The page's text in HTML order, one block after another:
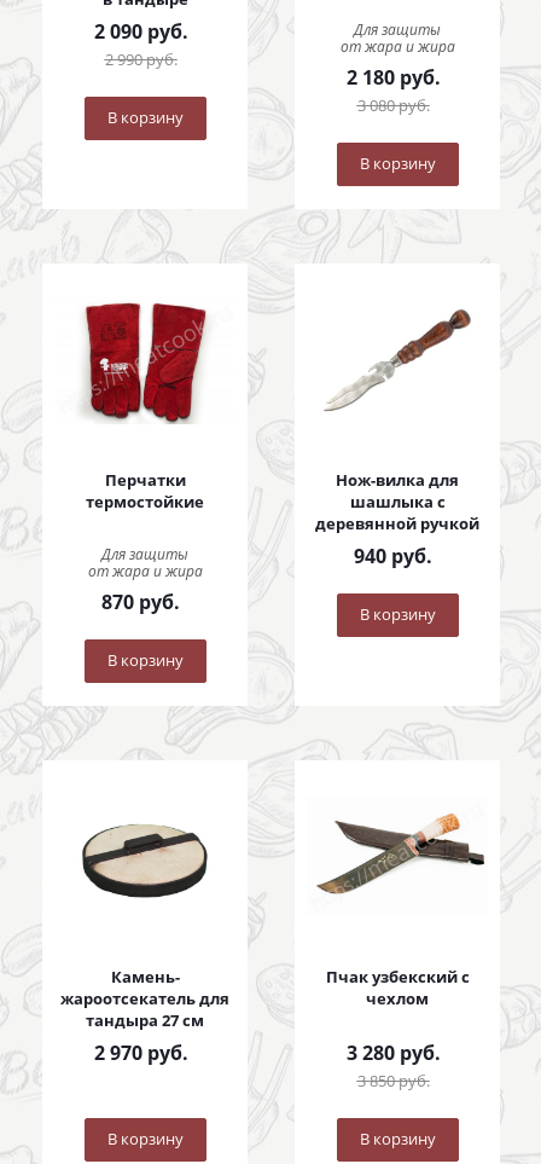
2 090руб.
2 990руб.
В корзину
Для защиты
от жара и жира
2 180руб.
3 080руб.
В корзину
Перчатки
термостойкие
Для защиты
от жара и жира
870 руб.
В корзину
Нож-вилка для
шашлыка с
деревянной ручкой
940 руб.
В корзину
Камень-
жароотсекатель для
тандыра 27 см
2 970руб.
В корзину
Пчак узбекский с
чехлом
3 280руб.
3 850руб.
В корзину